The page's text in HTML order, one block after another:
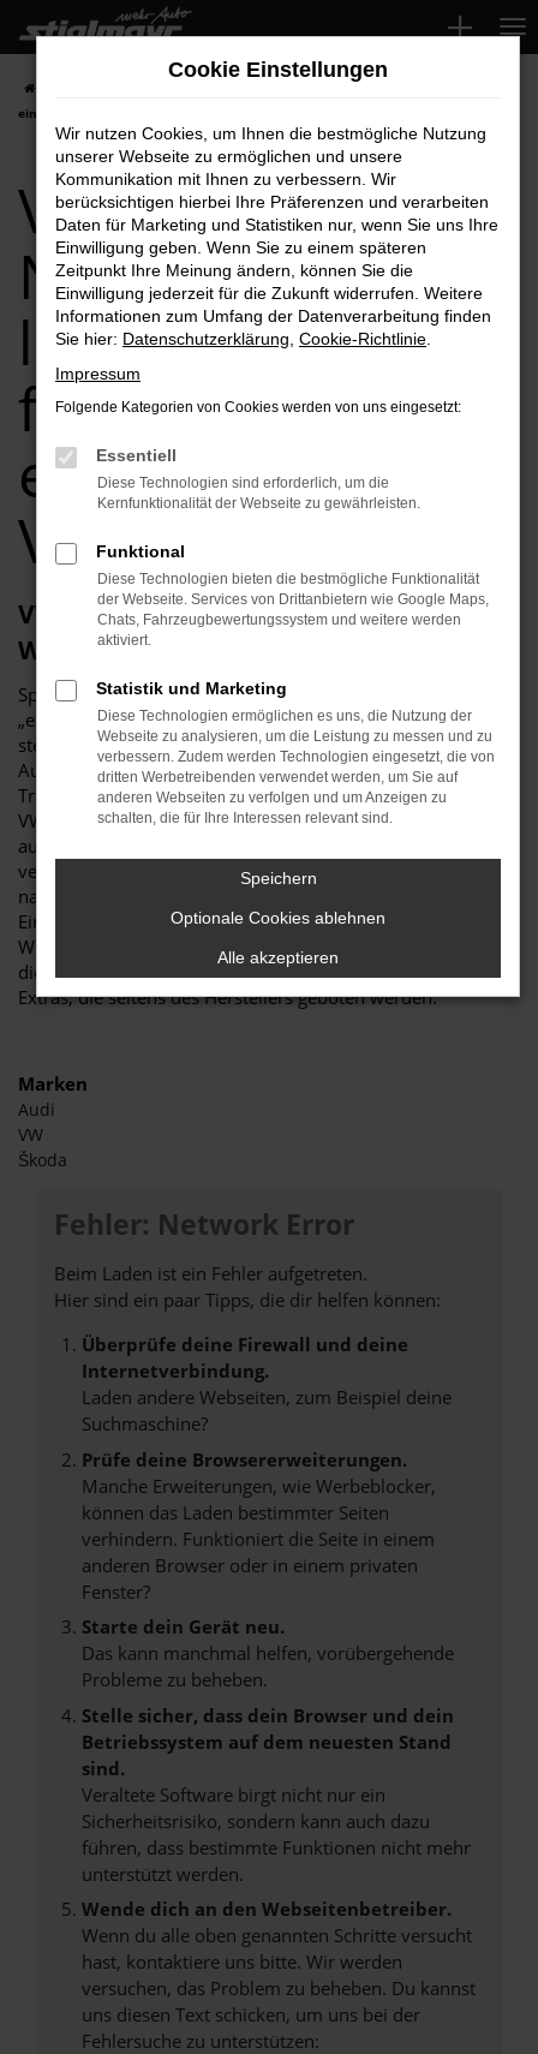
Zum
Hauptinhalt
springen
einfach bei Ihrem VW Händler
VW T-Roc
Neuwagen
leasen,
finanzieren
einfach bei Ihrem
VW Händler
VW T-Roc Neuwagen – die exzellenteste
Wahl
Sprachlich ließe sich gewiss darüber streiten, ob sich ein
„exzellent“ noch steigern lässt, inhaltlich jedoch nicht. Fest
steht, dass ein VW T-Roc Neuwagen in puncto Qualität und
Ausstattung kaum zu toppen ist und Sie in einen echten
Traumwagen steigen. Wir sind stolz darauf, die Modelle von
VW bereits seit vielen Jahrzehnten anzubieten und verweisen
auf unsere Erfahrung von mehr als 115 Jahren als regional
verwurzelter Familienbetrieb. VW T-Roc Neuwagen sind
naturgemäß das „Non-Plus-Ultra“ und ermöglichen das
Einsteigen in ein Fahrzeug, das exakt entsprechend Ihrer
Wünsche und Vorgaben gebaut wird. Sie allein bestimmen
die Lackierung, Motorisierung und natürlich auch die vielen
Extras, die seitens des Herstellers geboten werden.
Marken
Audi
VW
Škoda
Fehler: Network Error
Beim Laden ist ein Fehler aufgetreten.
Hier sind ein paar Tipps, die dir helfen können:
Überprüfe deine Firewall und deine
Internetverbindung.
Laden andere Webseiten, zum Beispiel deine
Suchmaschine?
Prüfe deine Browsererweiterungen.
Manche Erweiterungen, wie Werbeblocker,
können das Laden bestimmter Seiten
verhindern. Funktioniert die Seite in einem
anderen Browser oder in einem privaten
Fenster?
Starte dein Gerät neu.
Das kann manchmal helfen, vorübergehende
Probleme zu beheben.
Stelle sicher, dass dein Browser und dein
Betriebssystem auf dem neuesten Stand
sind.
Veraltete Software birgt nicht nur ein
Sicherheitsrisiko, sondern kann auch dazu
führen, dass bestimmte Funktionen nicht mehr
unterstützt werden.
Wende dich an den Webseitenbetreiber.
Wenn du alle oben genannten Schritte versucht
hast, kontaktiere uns bitte. Wir werden
versuchen, das Problem zu beheben. Du kannst
uns diesen Text schicken, um uns bei der
Fehlersuche zu unterstützen:
Cookie Einstellungen
Wir nutzen Cookies, um Ihnen die bestmögliche Nutzung
unserer Webseite zu ermöglichen und unsere
Kommunikation mit Ihnen zu verbessern. Wir
berücksichtigen hierbei Ihre Präferenzen und verarbeiten
Daten für Marketing und Statistiken nur, wenn Sie uns Ihre
Einwilligung geben. Wenn Sie zu einem späteren
Zeitpunkt Ihre Meinung ändern, können Sie die
Einwilligung jederzeit für die Zukunft widerrufen. Weitere
Informationen zum Umfang der Datenverarbeitung finden
Sie hier: Datenschutzerklärung Cookie-Richtlinie
Impressum
Folgende Kategorien von Cookies werden von uns eingesetzt:
Essentiell
Diese Technologien sind erforderlich, um die
Kernfunktionalität der Webseite zu gewährleisten.
Funktional
Diese Technologien bieten die bestmögliche Funktionalität
der Webseite. Services von Drittanbietern wie Google Maps,
Chats, Fahrzeugbewertungssystem und weitere werden
aktiviert.
Statistik und Marketing
Diese Technologien ermöglichen es uns, die Nutzung der
Webseite zu analysieren, um die Leistung zu messen und zu
verbessern. Zudem werden Technologien eingesetzt, die von
dritten Werbetreibenden verwendet werden, um Sie auf
anderen Webseiten zu verfolgen und um Anzeigen zu
schalten, die für Ihre Interessen relevant sind.
Speichern
Optionale Cookies ablehnen
Alle akzeptieren